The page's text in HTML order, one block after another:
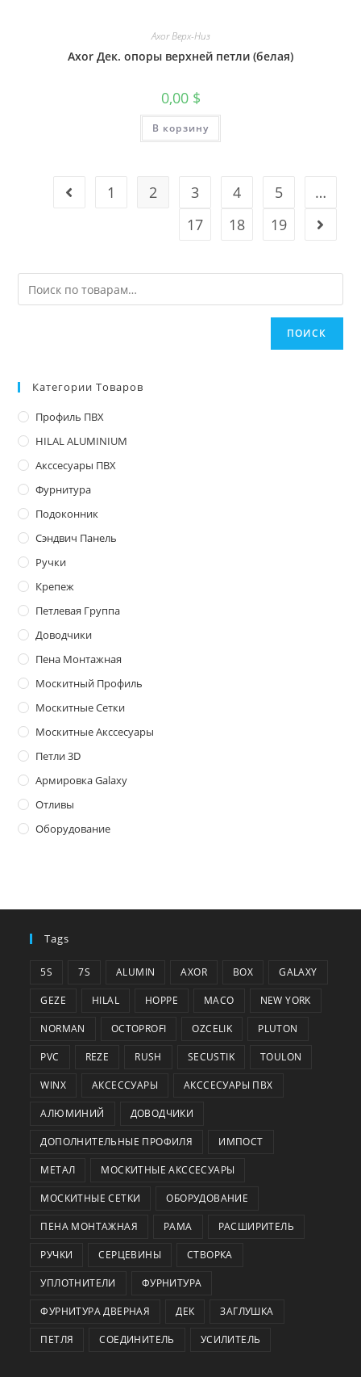
Axor Верх-Низ
Axor Дек. опоры верхней петли (белая)
0,00 $
В корзину
1 2 3 4 5
…
17
18 19
ПОИСК
Категории Товаров
Профиль ПВХ
HILAL ALUMINIUM
Акссесуары ПВХ
Фурнитура
Подоконник
Сэндвич Панель
Ручки
Крепеж
Петлевая Группа
Доводчики
Пена Монтажная
Москитный Профиль
Москитные Сетки
Москитные Акссесуары
Петли 3D
Армировка Galaxy
Отливы
Оборудование
Tags
5S 7S ALUMIN AXOR BOX GALAXY
GEZE HILAL HOPPE MACO NEW YORK
NORMAN OCTOPROFI OZCELIK PLUTON
PVC REZE RUSH SECUSTIK TOULON
WINX АКСЕССУАРЫ АКССЕСУАРЫ ПВХ
АЛЮМИНИЙ ДОВОДЧИКИ
ДОПОЛНИТЕЛЬНЫЕ ПРОФИЛЯ ИМПОСТ
МЕТАЛ МОСКИТНЫЕ АКССЕСУАРЫ
МОСКИТНЫЕ СЕТКИ ОБОРУДОВАНИЕ
ПЕНА МОНТАЖНАЯ РАМА РАСШИРИТЕЛЬ
РУЧКИ СЕРЦЕВИНЫ СТВОРКА
УПЛОТНИТЕЛИ ФУРНИТУРА
ФУРНИТУРА ДВЕРНАЯ ДЕК ЗАГЛУШКА
ПЕТЛЯ СОЕДИНИТЕЛЬ УСИЛИТЕЛЬ